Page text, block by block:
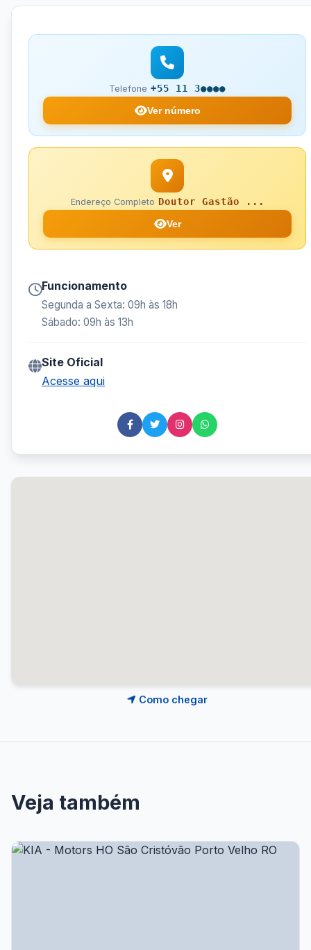
Telefone +55 11 3●●●●
Ver número
Endereço Completo Doutor Gastão ...
Ver
Funcionamento
Segunda a Sexta: 09h às 18h
Sábado: 09h às 13h
Site Oficial
Acesse aqui
Como chegar
Veja também